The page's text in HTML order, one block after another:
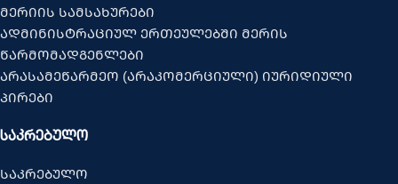
მერიის სამსახურები
ადმინისტრაციულ ერთეულებში მერის
წარმომადგენლები
არასამეწარმეო (არაკომერციული) იურიდიული
პირები
ᲡᲐᲙᲠᲔᲑᲣᲚᲝ
საკრებულო